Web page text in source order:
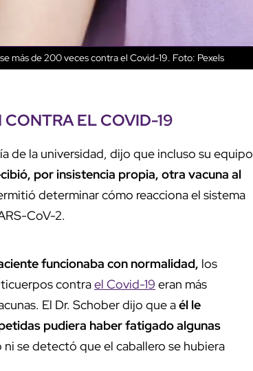
más de 200 veces contra el Covid-19. Foto: Pexels
EL COVID-19
de la universidad, dijo que incluso su equipo
por insistencia propia, otra vacuna al
determinar cómo reacciona el sistema
CoV-2.
funcionaba con normalidad, los
contrael Covid-19 eran más
El Dr. Schober dijo que aél le
pudiera haber fatigado algunas
se detectó que el caballero se hubiera